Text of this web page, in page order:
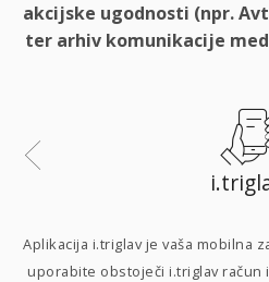
akcijske ugodnosti (npr.
ter arhiv komunikacije
Aplikacija i.triglav je vaša mobilna
uporabite obstoječi i.triglav